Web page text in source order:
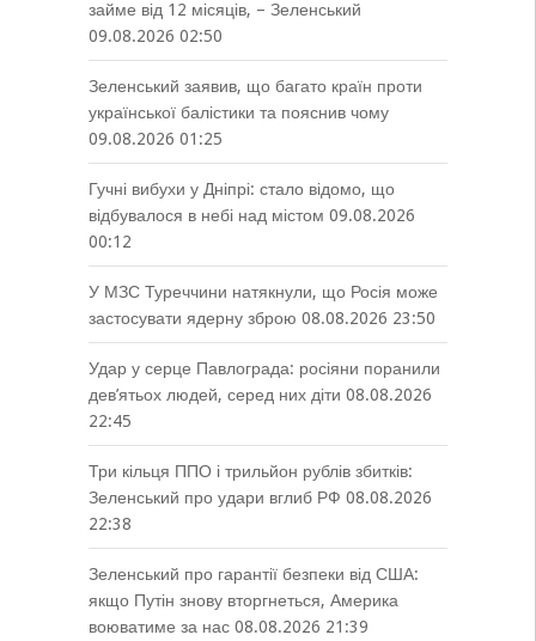
займе від 12 місяців, – Зеленський
09.08.2026 02:50
Зеленський заявив, що багато країн проти
української балістики та пояснив чому
09.08.2026 01:25
Гучні вибухи у Дніпрі: стало відомо, що
відбувалося в небі над містом 09.08.2026
00:12
У МЗС Туреччини натякнули, що Росія може
застосувати ядерну зброю 08.08.2026 23:50
Удар у серце Павлограда: росіяни поранили
дев’ятьох людей, серед них діти 08.08.2026
22:45
Три кільця ППО і трильйон рублів збитків:
Зеленський про удари вглиб РФ 08.08.2026
22:38
Зеленський про гарантії безпеки від США:
якщо Путін знову вторгнеться, Америка
воюватиме за нас 08.08.2026 21:39